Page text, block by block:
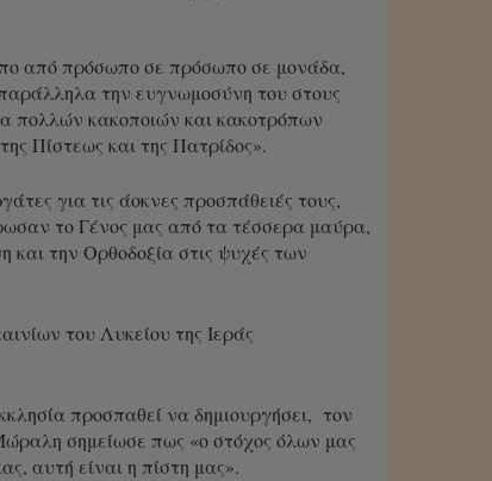
από πρόσωπο σε πρόσωπο σε μονάδα,
την ευγνωμοσύνη του στους
πολλών κακοποιών και κακοτρόπων
Πίστεως και της Πατρίδος».
για τις άοκνες προσπάθειές τους,
το Γένος μας από τα τέσσερα μαύρα,
την Ορθοδοξία στις ψυχές των
του Λυκείου της Ιεράς
προσπαθεί να δημιουργήσει, τον
σημείωσε πως «ο στόχος όλων μας
αυτή είναι η πίστη μας».